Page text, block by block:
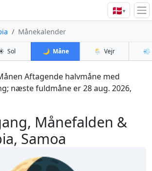
🇩🇰▾
Månekalender
Sol 🌙 Måne 🌦️ Vejr 💨
Månefalden &
Samoa
Aftagende halvmåne med
næste fuldmåne er 28 aug. 2026,